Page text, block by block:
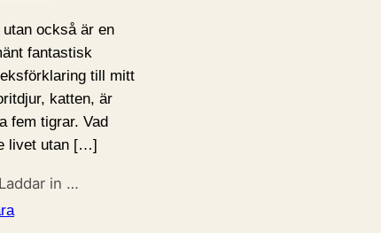
också är en
fantastisk
till mitt
katten, är
fem tigrar. Vad
livet utan […]
Laddar in …